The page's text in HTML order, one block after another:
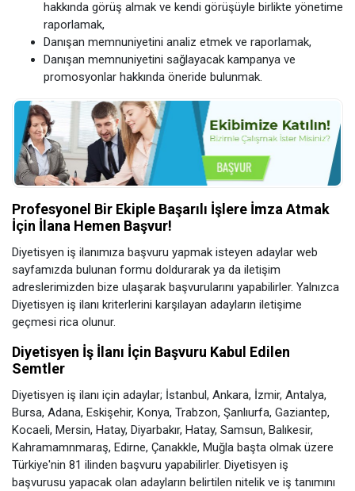
hakkında görüş almak ve kendi görüşüyle birlikte yönetime
raporlamak,
Danışan memnuniyetini analiz etmek ve raporlamak,
Danışan memnuniyetini sağlayacak kampanya ve
promosyonlar hakkında öneride bulunmak.
Profesyonel Bir Ekiple Başarılı İşlere İmza Atmak
İçin İlana Hemen Başvur!
Diyetisyen iş ilanımıza başvuru yapmak isteyen adaylar web
sayfamızda bulunan formu doldurarak ya da iletişim
adreslerimizden bize ulaşarak başvurularını yapabilirler. Yalnızca
Diyetisyen iş ilanı kriterlerini karşılayan adayların iletişime
geçmesi rica olunur.
Diyetisyen İş İlanı İçin Başvuru Kabul Edilen
Semtler
Diyetisyen iş ilanı için adaylar; İstanbul, Ankara, İzmir, Antalya,
Bursa, Adana, Eskişehir, Konya, Trabzon, Şanlıurfa, Gaziantep,
Kocaeli, Mersin, Hatay, Diyarbakır, Hatay, Samsun, Balıkesir,
Kahramamnmaraş, Edirne, Çanakkle, Muğla başta olmak üzere
Türkiye'nin 81 ilinden başvuru yapabilirler. Diyetisyen iş
başvurusu yapacak olan adayların belirtilen nitelik ve iş tanımını